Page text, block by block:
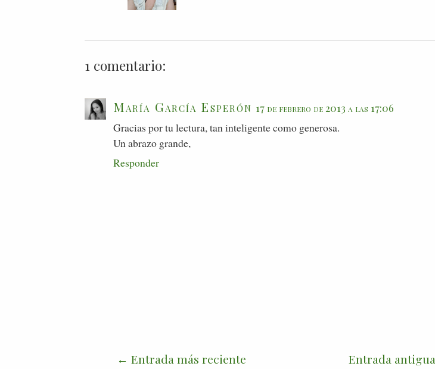
1 comentario:
María García Esperón 17 de febrero de 2013 a las 17:06
Gracias por tu lectura, tan inteligente como generosa.
Un abrazo grande,
Responder
Entrada más reciente Entrada antigua